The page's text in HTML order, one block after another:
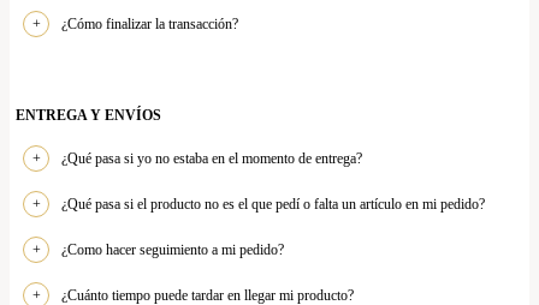
¿Cómo finalizar la transacción?
ENTREGA Y ENVÍOS
¿Qué pasa si yo no estaba en el momento de entrega?
¿Qué pasa si el producto no es el que pedí o falta un artículo en mi pedido?
¿Como hacer seguimiento a mi pedido?
¿Cuánto tiempo puede tardar en llegar mi producto?